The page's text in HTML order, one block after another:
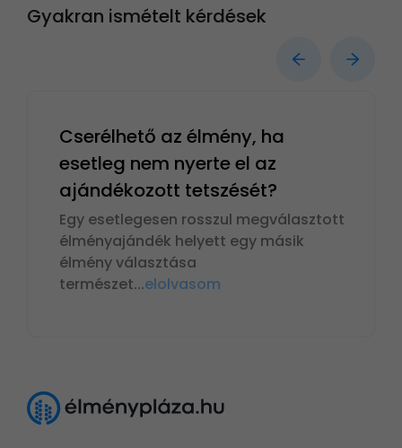
Gyakran ismételt kérdések
Cserélhető az élmény, ha
esetleg nem nyerte el az
ajándékozott tetszését?
Egy esetlegesen rosszul megválasztott
élményajándék helyett egy másik
élmény választása
természet...elolvasom